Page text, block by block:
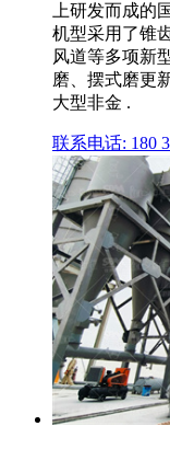
上研发而成
机型采用了锥
风道等多项新
磨、摆式磨更
大型非金 .
联系电话: 180